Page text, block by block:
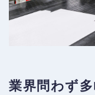
業界問わず